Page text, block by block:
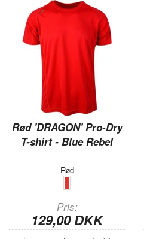
Rød 'DRAGON' Pro-Dry
T-shirt - Blue Rebel
Rød
Pris
129,00 DKK